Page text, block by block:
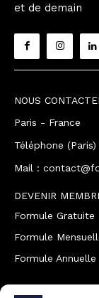
et de demain
NOUS
Paris - France
Téléphone
Mail :
DEVENIR
Formule Gratuite
Formule
Formule Annuelle
JOINDRE L'ÉQUIPE